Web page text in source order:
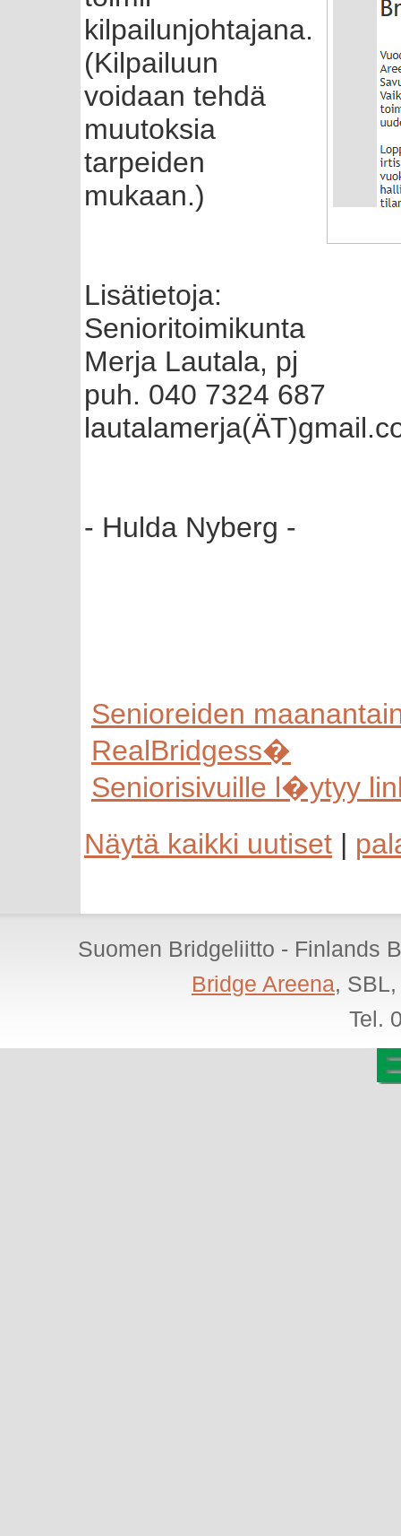
kilpailunjohtajana.
(Kilpailuun
voidaan tehdä
muutoksia
tarpeiden
mukaan.)
Lisätietoja:
Senioritoimikunta
Merja Lautala, pj
puh. 040 7324 687
- Hulda Nyberg -
Senioreiden
RealBridgess�
Seniorisivuille l�ytyy
Näytä kaikki uutiset |
Suomen Bridgeliitto - Finlands
Bridge Areena,
Tel.